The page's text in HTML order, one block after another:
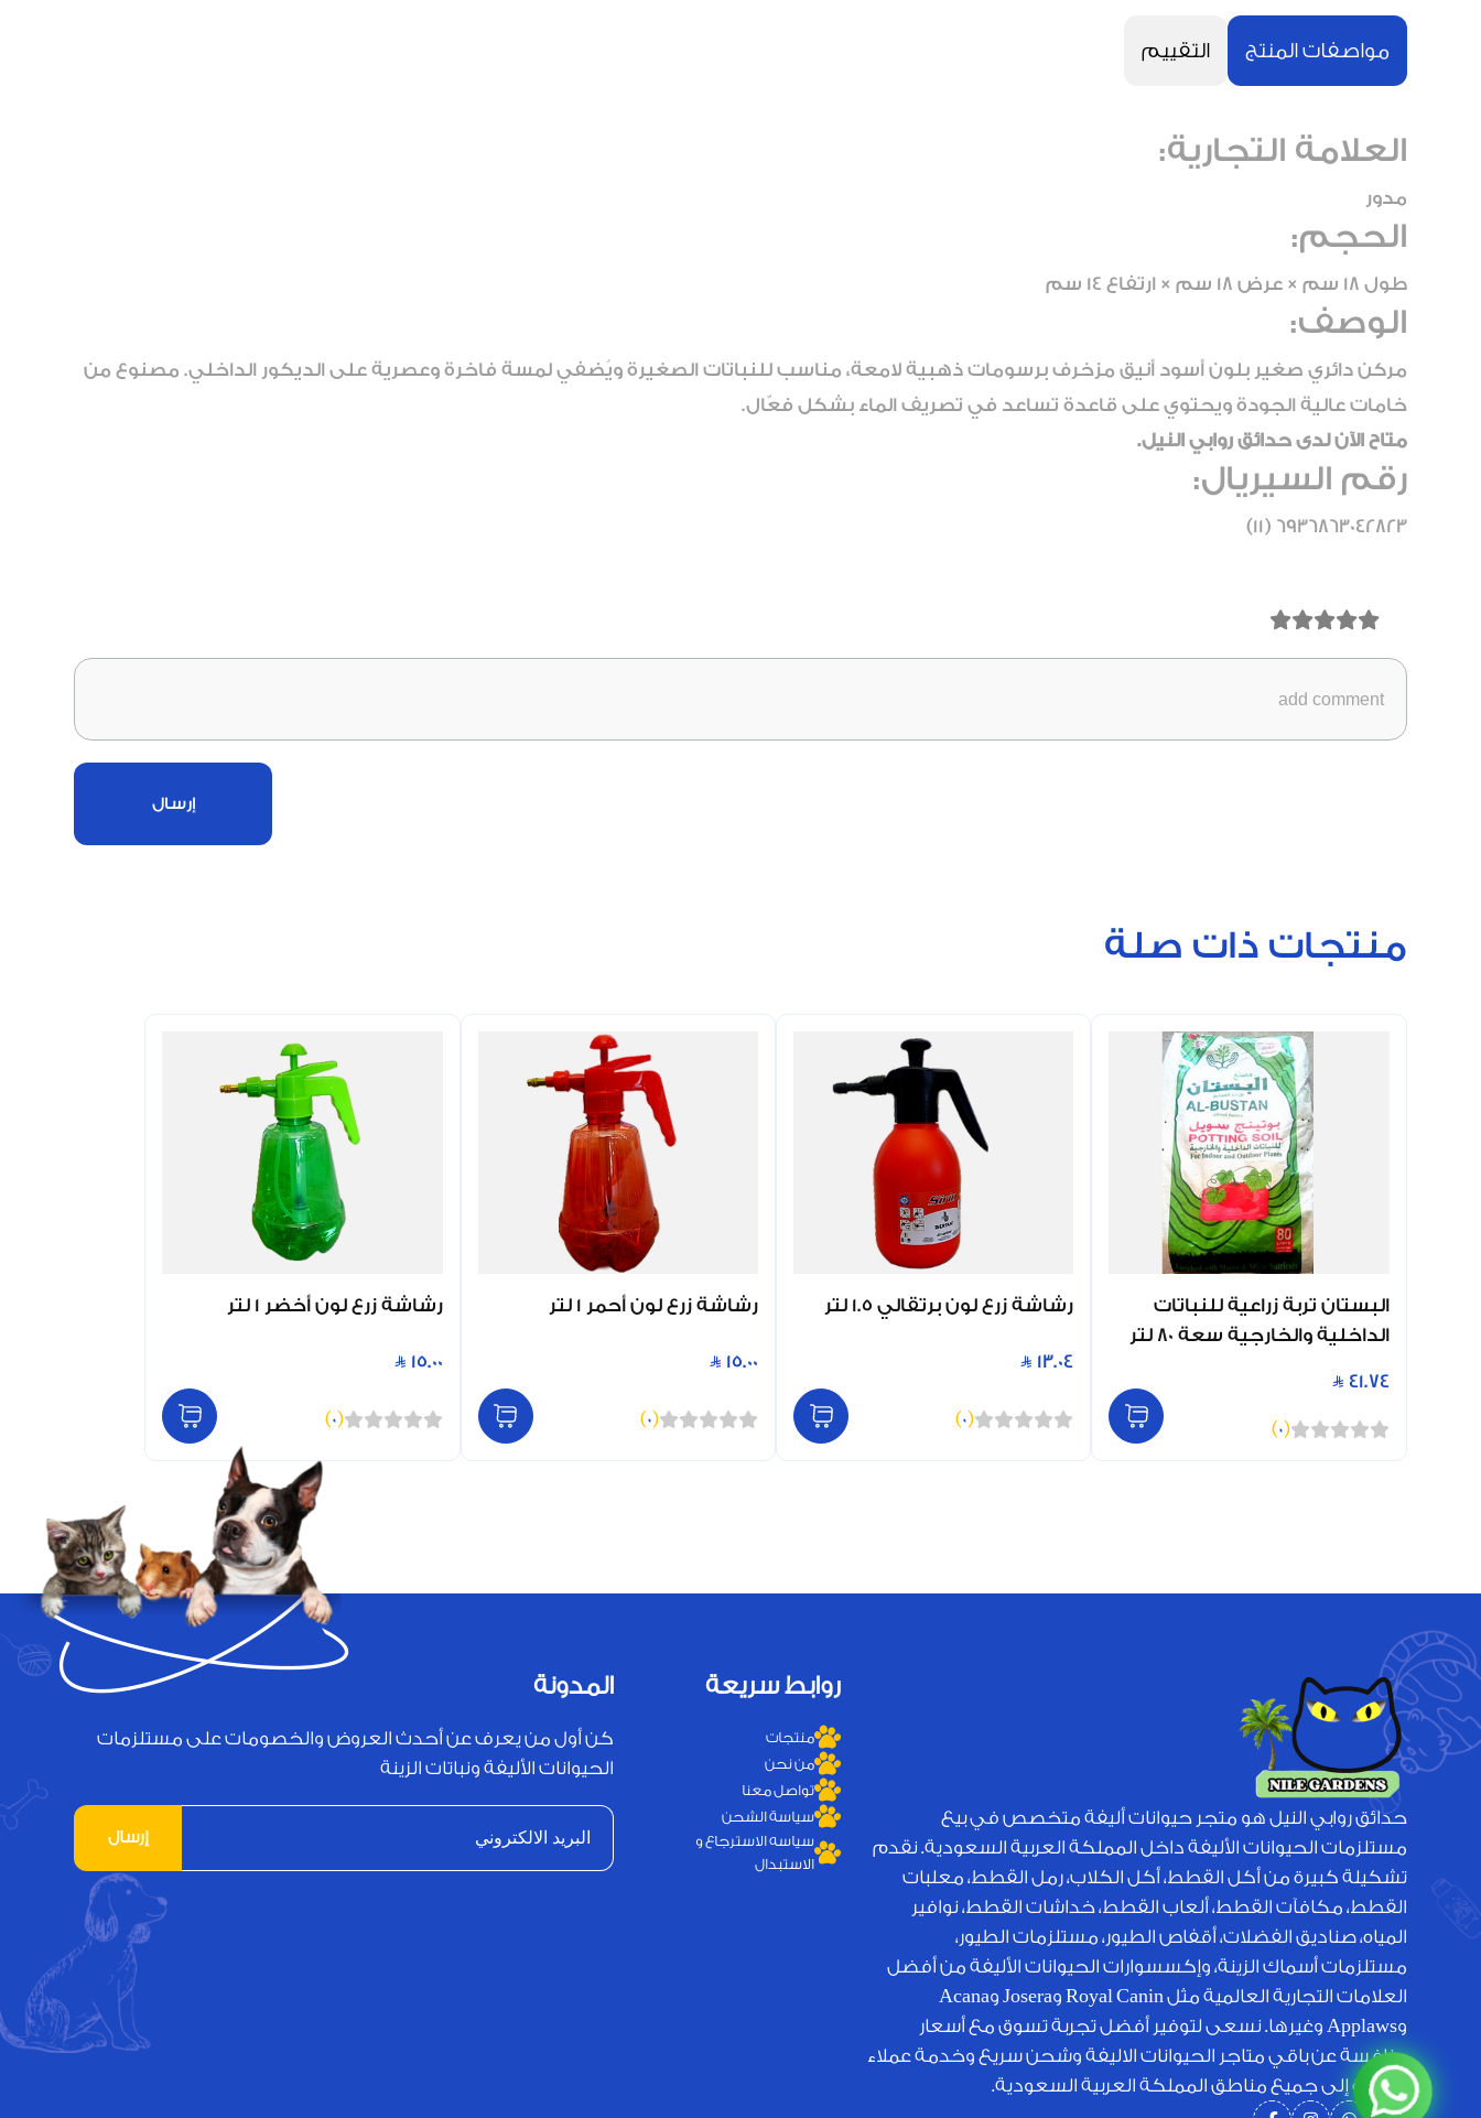
مواصفات المنتج التقييم
العلامة التجارية:
مدور
الحجم:
طول 18 سم × عرض 18 سم × ارتفاع 14 سم
الوصف:
مركن دائري صغير بلون أسود أنيق مزخرف برسومات ذهبية لامعة، مناسب للنباتات الصغيرة ويُضفي لمسة فاخرة وعصرية على الديكور الداخلي. مصنوع من
خامات عالية الجودة ويحتوي على قاعدة تساعد في تصريف الماء بشكل فعّال.
متاح الآن لدى حدائق روابي النيل.
رقم السيريال:
6936863042823 (11)
إرسال
منتجات ذات صلة
البستان تربة زراعية للنباتات
الداخلية والخارجية سعة 80 لتر
41.74
(
0
)
رشاشة زرع لون برتقالي 1.5 لتر
13.04
(
0
)
رشاشة زرع لون أحمر 1 لتر
15.00
(
0
)
رشاشة زرع لون أخضر 1 لتر
15.00
(
0
)
حدائق روابي النيل هو متجر حيوانات أليفة متخصص في بيع
مستلزمات الحيوانات الأليفة داخل المملكة العربية السعودية. نقدم
تشكيلة كبيرة من أكل القطط، أكل الكلاب، رمل القطط، معلبات
القطط، مكافآت القطط، ألعاب القطط، خداشات القطط، نوافير
المياه، صناديق الفضلات، أقفاص الطيور، مستلزمات الطيور،
مستلزمات أسماك الزينة، وإكسسوارات الحيوانات الأليفة من أفضل
العلامات التجارية العالمية مثل Royal Canin وJosera وAcana
وApplaws وغيرها. نسعى لتوفير أفضل تجربة تسوق مع أسعار
منافسة عن باقي متاجر الحيوانات الاليفة وشحن سريع وخدمة عملاء
متميزة إلى جميع مناطق المملكة العربية السعودية.
روابط سريعة
منتجات
من نحن
تواصل معنا
سياسة الشحن
سياسه الاسترجاع و
الاستبدال
المدونة
كن أول من يعرف عن أحدث العروض والخصومات على مستلزمات
الحيوانات الأليفة ونباتات الزينة
إرسال